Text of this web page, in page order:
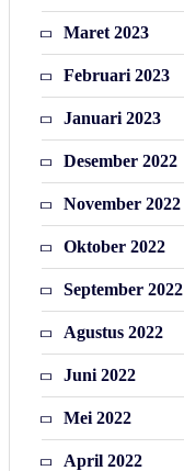
Maret 2023
Februari 2023
Januari 2023
Desember 2022
November 2022
Oktober 2022
September 2022
Agustus 2022
Juni 2022
Mei 2022
April 2022